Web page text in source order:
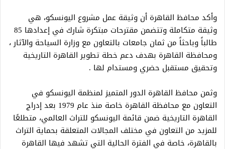
وأكد محافظ القاهرة أن وثيقة عمل مشروع اليونسكو، هي
وثيقة متكاملة وتتضمن مقترحات مبتكرة شارك في إعدادها 85
طالباً وباحثاً من ثمان جامعات بالتعاون مع وزارة السياحة والآثار ،
ومحافظة القاهرة بهدف دعم خطة تطوير القاهرة التاريخية
وتحقيق مستقبل حضري ومستدام لها .
وثمن محافظ القاهرة الدور المتميز لمنظمة اليونسكو في
التعاون مع محافظة القاهرة خاصة منذ عام 1979 بعد إدراج
القاهرة التاريخية ضمن قائمة اليونسكو للتراث العالمي، متطلعًا
للمزيد من التعاون في مختلف المجالات المتعلقة بحماية التراث
بالقاهرة، خاصة في الفترة الحالية التي تشهد فيها القاهرة